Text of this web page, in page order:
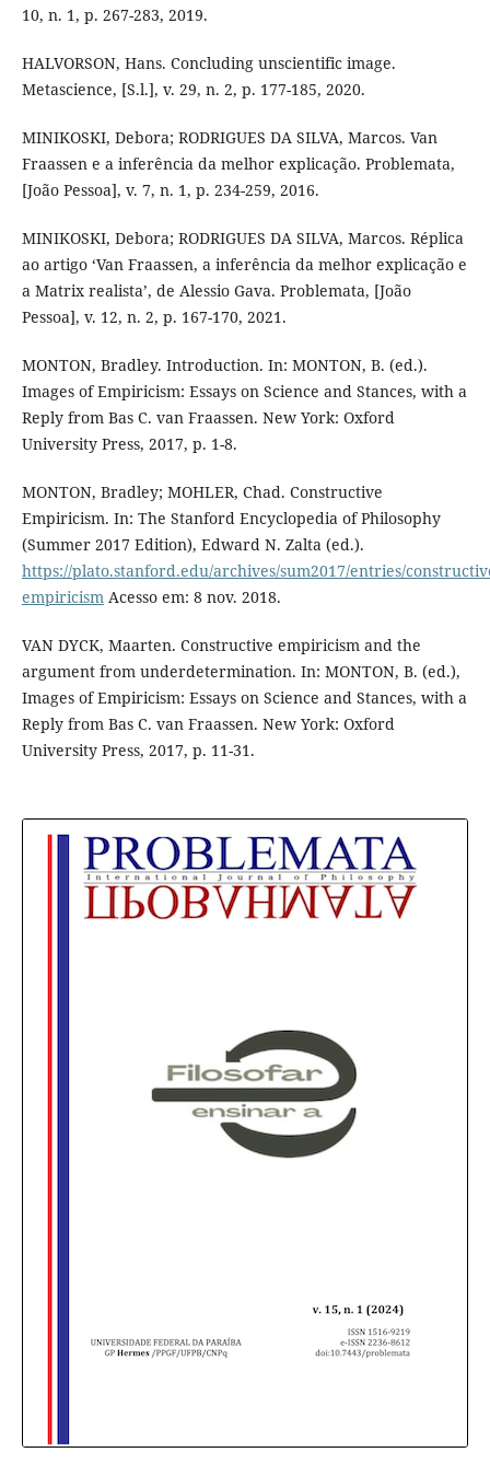
10, n. 1, p. 267-283, 2019.
HALVORSON, Hans. Concluding unscientific image.
Metascience, [S.l.], v. 29, n. 2, p. 177-185, 2020.
MINIKOSKI, Debora; RODRIGUES DA SILVA, Marcos. Van
Fraassen e a inferência da melhor explicação. Problemata,
[João Pessoa], v. 7, n. 1, p. 234-259, 2016.
MINIKOSKI, Debora; RODRIGUES DA SILVA, Marcos. Réplica
ao artigo ‘Van Fraassen, a inferência da melhor explicação e
a Matrix realista’, de Alessio Gava. Problemata, [João
Pessoa], v. 12, n. 2, p. 167-170, 2021.
MONTON, Bradley. Introduction. In: MONTON, B. (ed.).
Images of Empiricism: Essays on Science and Stances, with a
Reply from Bas C. van Fraassen. New York: Oxford
University Press, 2017, p. 1-8.
MONTON, Bradley; MOHLER, Chad. Constructive
Empiricism. In: The Stanford Encyclopedia of Philosophy
(Summer 2017 Edition), Edward N. Zalta (ed.).
https://plato.stanford.edu/archives/sum2017/entries/
empiricism Acesso em: 8 nov. 2018.
VAN DYCK, Maarten. Constructive empiricism and the
argument from underdetermination. In: MONTON, B. (ed.),
Images of Empiricism: Essays on Science and Stances, with a
Reply from Bas C. van Fraassen. New York: Oxford
University Press, 2017, p. 11-31.